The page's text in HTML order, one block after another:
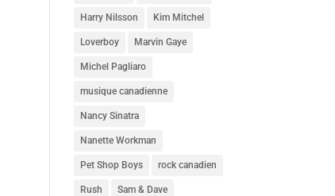
Harry Nilsson Kim Mitchel
Loverboy Marvin Gaye
Michel Pagliaro
musique canadienne
Nancy Sinatra
Nanette Workman
Pet Shop Boys rock canadien
Rush Sam & Dave